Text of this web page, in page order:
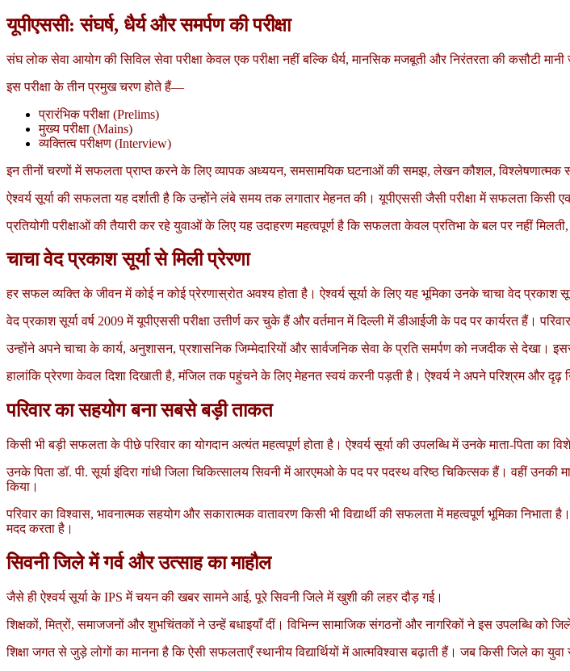
यूपीएससी: संघर्ष, धैर्य और समर्पण की परीक्षा
संघ लोक सेवा आयोग की सिविल सेवा परीक्षा केवल एक परीक्षा नहीं बल्कि धैर्य, मानसिक मजबूती और निरंतरता की कसौटी मानी
इस परीक्षा के तीन प्रमुख चरण होते हैं—
प्रारंभिक परीक्षा (Prelims)
मुख्य परीक्षा (Mains)
व्यक्तित्व परीक्षण (Interview)
इन तीनों चरणों में सफलता प्राप्त करने के लिए व्यापक अध्ययन, समसामयिक घटनाओं की समझ, लेखन कौशल, विश्लेषणात्मक
ऐश्वर्य सूर्या की सफलता यह दर्शाती है कि उन्होंने लंबे समय तक लगातार मेहनत की। यूपीएससी जैसी परीक्षा में सफलता किसी
प्रतियोगी परीक्षाओं की तैयारी कर रहे युवाओं के लिए यह उदाहरण महत्वपूर्ण है कि सफलता केवल प्रतिभा के बल पर नहीं
चाचा वेद प्रकाश सूर्या से मिली प्रेरणा
हर सफल व्यक्ति के जीवन में कोई न कोई प्रेरणास्रोत अवश्य होता है। ऐश्वर्य सूर्या के लिए यह भूमिका उनके चाचा वेद प्रकाश
वेद प्रकाश सूर्या वर्ष 2009 में यूपीएससी परीक्षा उत्तीर्ण कर चुके हैं और वर्तमान में दिल्ली में डीआईजी के पद पर कार्यरत हैं।
उन्होंने अपने चाचा के कार्य, अनुशासन, प्रशासनिक जिम्मेदारियों और सार्वजनिक सेवा के प्रति समर्पण को नजदीक से देखा।
हालांकि प्रेरणा केवल दिशा दिखाती है, मंजिल तक पहुंचने के लिए मेहनत स्वयं करनी पड़ती है। ऐश्वर्य ने अपने परिश्रम और दृढ़
परिवार का सहयोग बना सबसे बड़ी ताकत
किसी भी बड़ी सफलता के पीछे परिवार का योगदान अत्यंत महत्वपूर्ण होता है। ऐश्वर्य सूर्या की उपलब्धि में उनके माता-पिता का
उनके पिता डॉ. पी. सूर्या इंदिरा गांधी जिला चिकित्सालय सिवनी में आरएमओ के पद पर पदस्थ वरिष्ठ चिकित्सक हैं। वहीं
किया।
परिवार का विश्वास, भावनात्मक सहयोग और सकारात्मक वातावरण किसी भी विद्यार्थी की सफलता में महत्वपूर्ण भूमिका
मदद करता है।
सिवनी जिले में गर्व और उत्साह का माहौल
जैसे ही ऐश्वर्य सूर्या के IPS में चयन की खबर सामने आई, पूरे सिवनी जिले में खुशी की लहर दौड़ गई।
शिक्षकों, मित्रों, समाजजनों और शुभचिंतकों ने उन्हें बधाइयाँ दीं। विभिन्न सामाजिक संगठनों और नागरिकों ने इस उपलब्धि को
शिक्षा जगत से जुड़े लोगों का मानना है कि ऐसी सफलताएँ स्थानीय विद्यार्थियों में आत्मविश्वास बढ़ाती हैं। जब किसी जिले का